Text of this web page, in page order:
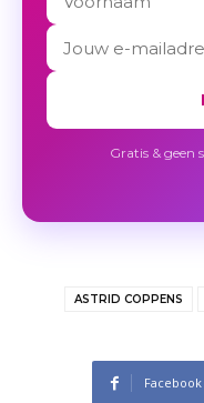
Gratis & geen
ASTRID COPPENS
Facebook